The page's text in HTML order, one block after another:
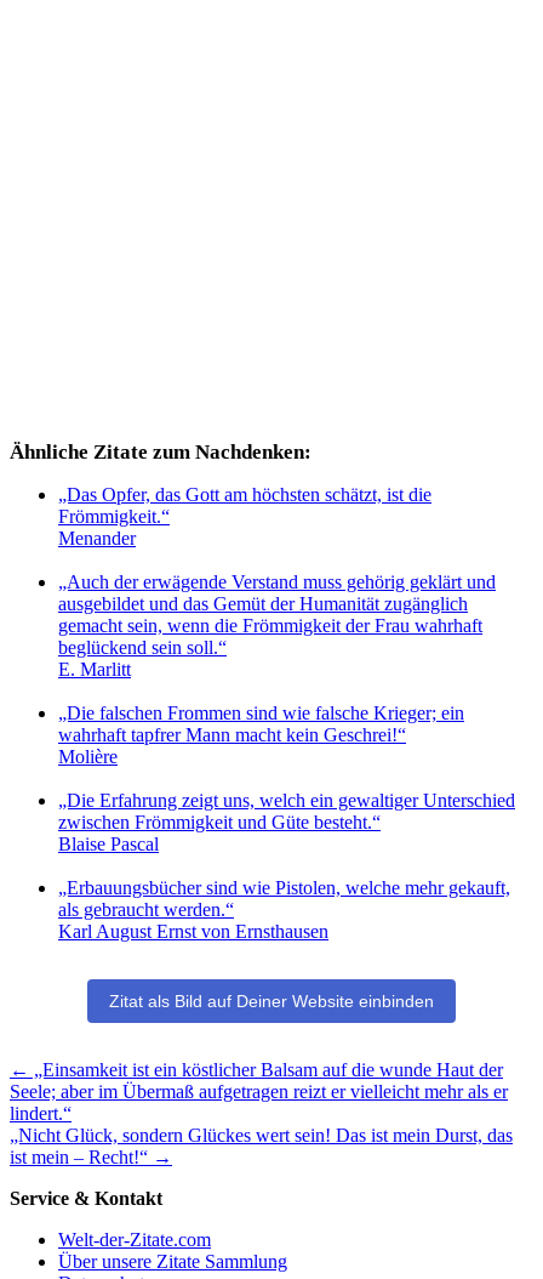
Ähnliche Zitate zum Nachdenken:
„Das Opfer, das Gott am höchsten schätzt, ist die
Frömmigkeit.“
Menander
„Auch der erwägende Verstand muss gehörig geklärt und
ausgebildet und das Gemüt der Humanität zugänglich
gemacht sein, wenn die Frömmigkeit der Frau wahrhaft
beglückend sein soll.“
E. Marlitt
„Die falschen Frommen sind wie falsche Krieger; ein
wahrhaft tapfrer Mann macht kein Geschrei!“
Molière
„Die Erfahrung zeigt uns, welch ein gewaltiger Unterschied
zwischen Frömmigkeit und Güte besteht.“
Blaise Pascal
„Erbauungsbücher sind wie Pistolen, welche mehr gekauft,
als gebraucht werden.“
Karl August Ernst von Ernsthausen
Zitat als Bild auf Deiner Website einbinden
Weitere
inspirierende
Zitate
zum
← „Einsamkeit ist ein köstlicher Balsam auf die wunde Haut der
Seele; aber im Übermaß aufgetragen reizt er vielleicht mehr als er
lindert.“
„Nicht Glück, sondern Glückes wert sein! Das ist mein Durst, das
ist mein – Recht!“ →
Service & Kontakt
Welt-der-Zitate.com
Über unsere Zitate Sammlung